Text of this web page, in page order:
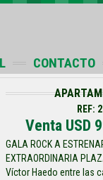
CONTACTO
REF:
Venta USD
GALA ROCK A
EXTRAORDINARIA
Víctor Haedo entre las